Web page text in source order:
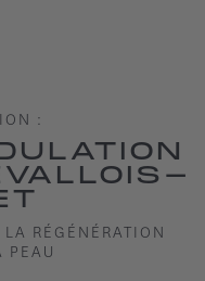
:
RÉGÉNÉRATION
PEAU